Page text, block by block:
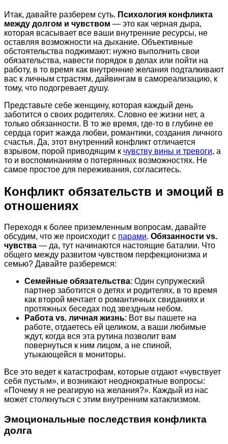
Итак, давайте разберем суть. Психология конфликта
между долгом и чувством — это как черная дыра,
которая всасывает все ваши внутренние ресурсы, не
оставляя возможности на дыхание. Объективные
обстоятельства поджимают: нужно выполнить свои
обязательства, навести порядок в делах или пойти на
работу, в то время как внутренние желания подталкивают
вас к личным страстям, дайвингам в самореализацию, к
тому, что подогревает душу.
Представьте себе женщину, которая каждый день
заботится о своих родителях. Словно ее жизни нет, а
только обязанности. В то же время, где-то в глубине ее
сердца горит жажда любви, романтики, создания личного
счастья. Да, этот внутренний конфликт отличается
взрывом, порой приводящим к чувству вины и тревоги, а
то и воспоминаниям о потерянных возможностях. Не
самое простое для переживания, согласитесь.
Конфликт обязательств и эмоций в
отношениях
Переходя к более приземленным вопросам, давайте
обсудим, что же происходит с парами. Обязанности vs.
чувства — да, тут начинаются настоящие баталии. Что
общего между развитом чувством перфекционизма и
семью? Давайте разберемся:
Семейные обязательства: Один супружеский
партнер заботится о детях и родителях, в то время
как второй мечтает о романтичных свиданиях и
протяжных беседах под звездным небом.
Работа vs. личная жизнь: Вот вы пашете на
работе, отдаетесь ей целиком, а ваши любимые
ждут, когда вся эта рутина позволит вам
повернуться к ним лицом, а не спиной,
утыкающейся в мониторы.
Все это ведет к катастрофам, которые отдают «чувствует
себя пустым», и возникают неоднократные вопросы:
«Почему я не реагирую на желания?». Каждый из нас
может столкнуться с этим внутренним катаклизмом.
Эмоциональные последствия конфликта
долга